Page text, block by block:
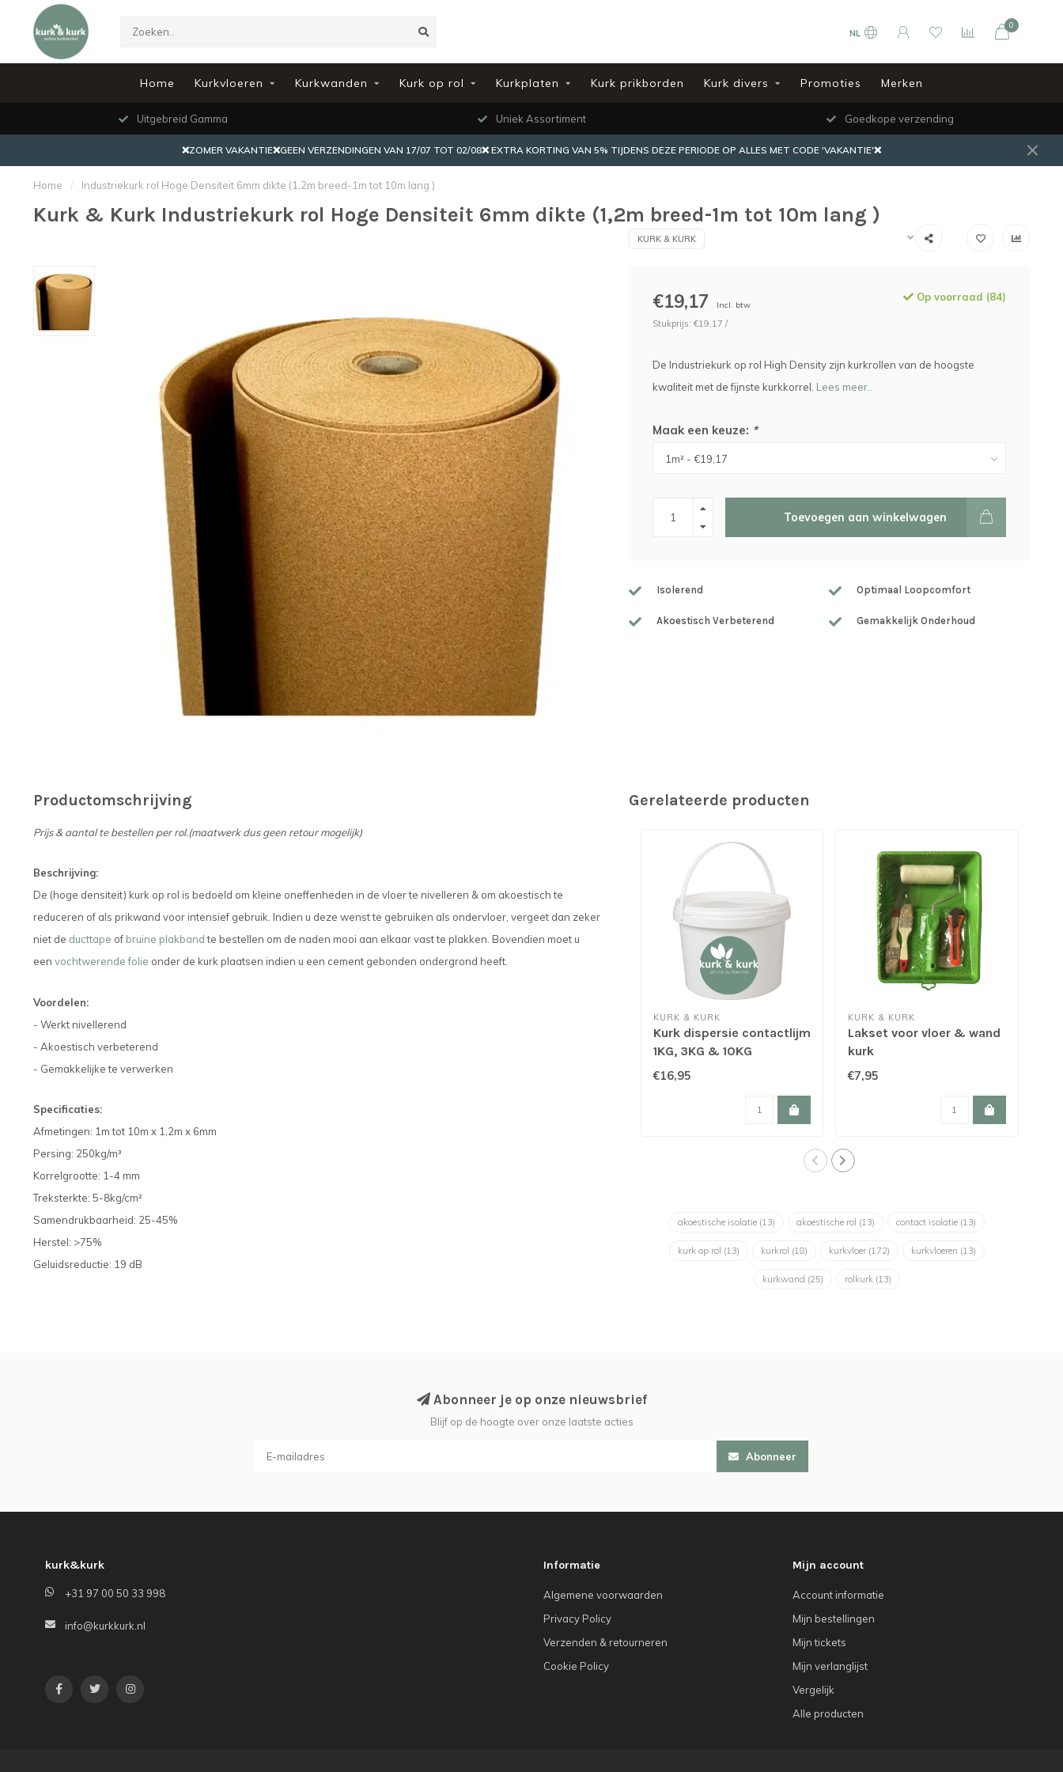
NL
0
Home Kurkvloeren Kurkwanden Kurk op rol Kurkplaten Kurk prikborden Kurk divers Promoties Merken
Uitgebreid Gamma Uniek Assortiment Goedkope verzending
❌ZOMER VAKANTIE❌GEEN VERZENDINGEN VAN 17/07 TOT 02/08❌ EXTRA KORTING VAN 5% TIJDENS DEZE PERIODE OP ALLES MET CODE 'VAKANTIE'❌
Home / Industriekurk rol Hoge Densiteit 6mm dikte (1,2m breed-1m tot 10m lang )
Kurk & Kurk Industriekurk rol Hoge Densiteit 6mm dikte (1,2m breed-1m tot 10m lang )
KURK & KURK
€19,17 Incl. btw
Op voorraad (84)
Stukprijs: €19,17 /
De Industriekurk op rol High Density zijn kurkrollen van de hoogste
kwaliteit met de fijnste kurkkorrel. Lees meer..
Maak een keuze: *
Toevoegen aan winkelwagen
Isolerend Optimaal Loopcomfort
Akoestisch Verbeterend Gemakkelijk Onderhoud
Productomschrijving
Prijs & aantal te bestellen per rol.(maatwerk dus geen retour mogelijk)
Beschrijving:
De (hoge densiteit) kurk op rol is bedoeld om kleine oneffenheden in de vloer te nivelleren & om akoestisch te
reduceren of als prikwand voor intensief gebruik. Indien u deze wenst te gebruiken als ondervloer, vergeet dan zeker
niet de ducttape of bruine plakbandte bestellen om de naden mooi aan elkaar vast te plakken. Bovendien moet u
een vochtwerende folie onder de kurk plaatsen indien u een cement gebonden ondergrond heeft.
Voordelen:
- Werkt nivellerend
- Akoestisch verbeterend
- Gemakkelijke te verwerken
Specificaties:
Afmetingen: 1m tot 10m x 1,2m x 6mm
Persing: 250kg/m³
Korrelgrootte: 1-4 mm
Treksterkte: 5-8kg/cm²
Samendrukbaarheid: 25-45%
Herstel: >75%
Geluidsreductie: 19 dB
Gerelateerde producten
KURK & KURK
Kurk dispersie contactlijm
1KG, 3KG & 10KG
€16,95
KURK & KURK
Lakset voor vloer & wand
kurk
€7,95
akoestische isolatie (13) akoestische rol (13) contact isolatie (13)
kurk op rol (13) kurkrol (18) kurkvloer (172) kurkvloeren (13)
kurkwand (25) rolkurk (13)
Abonneer je op onze nieuwsbrief
Blijf op de hoogte over onze laatste acties
Abonneer
kurk&kurk
+31 97 00 50 33 998
info@kurkkurk.nl
Informatie
Algemene voorwaarden
Privacy Policy
Verzenden & retourneren
Cookie Policy
Mijn account
Account informatie
Mijn bestellingen
Mijn tickets
Mijn verlanglijst
Vergelijk
Alle producten